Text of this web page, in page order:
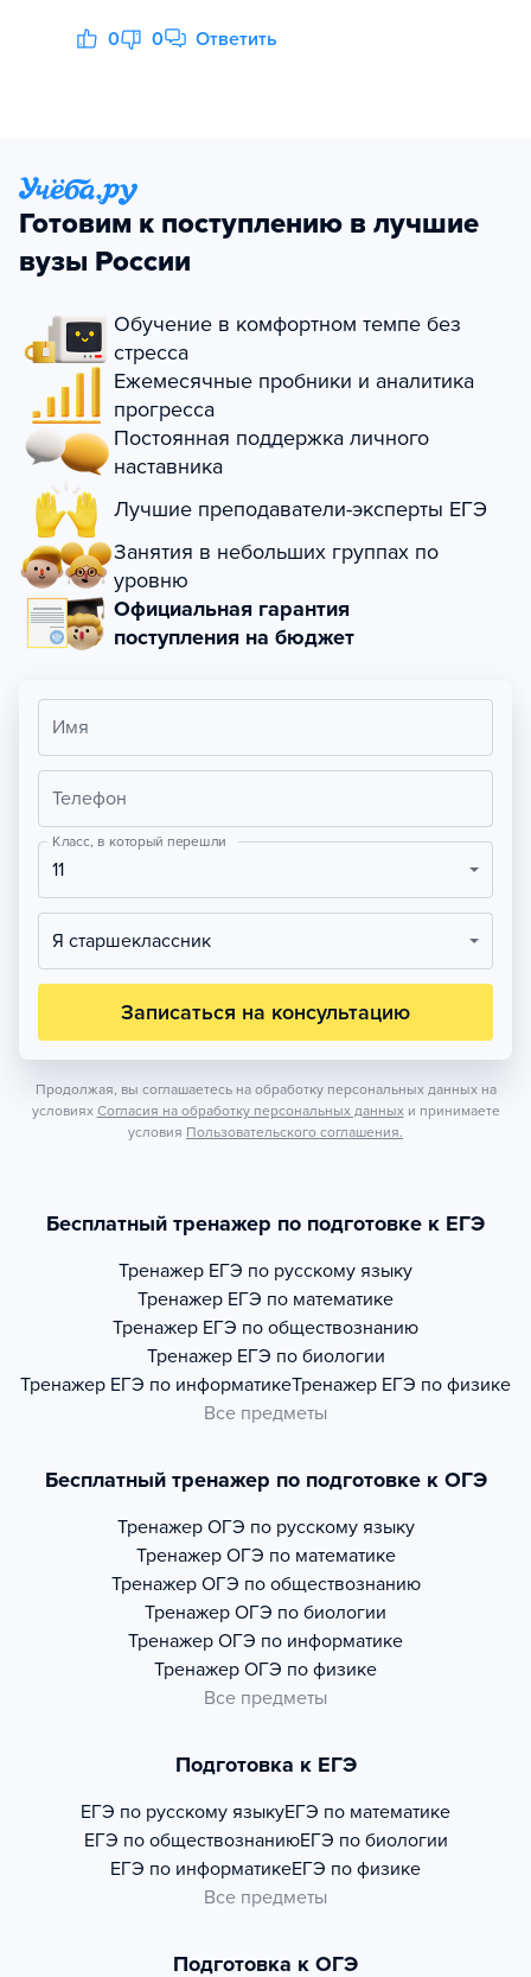
0 0 Ответить
Готовим к поступлению в лучшие
вузы России
Обучение в комфортном темпе без
стресса
Ежемесячные пробники и аналитика
прогресса
Постоянная поддержка личного
наставника
Лучшие преподаватели-эксперты ЕГЭ
Занятия в небольших группах по
уровню
Официальная гарантия
поступления на бюджет
Имя
Телефон
Класс, в который перешли
11
Я старшеклассник
Записаться на консультацию
Продолжая, вы соглашаетесь на обработку персональных данных на
условиях Согласия на обработку персональных данных и принимаете
условия Пользовательского соглашения.
Бесплатный тренажер по подготовке к ЕГЭ
Тренажер ЕГЭ по русскому языку
Тренажер ЕГЭ по математике
Тренажер ЕГЭ по обществознанию
Тренажер ЕГЭ по биологии
Тренажер ЕГЭ по информатикеТренажер ЕГЭ по физике
Все предметы
Бесплатный тренажер по подготовке к ОГЭ
Тренажер ОГЭ по русскому языку
Тренажер ОГЭ по математике
Тренажер ОГЭ по обществознанию
Тренажер ОГЭ по биологии
Тренажер ОГЭ по информатике
Тренажер ОГЭ по физике
Все предметы
Подготовка к ЕГЭ
ЕГЭ по русскому языкуЕГЭ по математике
ЕГЭ по обществознаниюЕГЭ по биологии
ЕГЭ по информатикеЕГЭ по физике
Все предметы
Подготовка к ОГЭ